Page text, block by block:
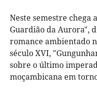
Neste semestre chega
Guardião da Aurora",
romance ambientado
século XVI,
sobre o último
moçambicana em